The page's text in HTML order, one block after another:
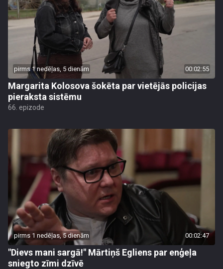
pirms 1 nedēļas, 5 dienām 00:02:55
Margarita Kolosova šokēta par vietējās policijas
pieraksta sistēmu
66. epizode
pirms 1 nedēļas, 5 dienām 00:02:47
"Dievs mani sargā!" Mārtiņš Egliens par enģeļa
sniegto zīmi dzīvē